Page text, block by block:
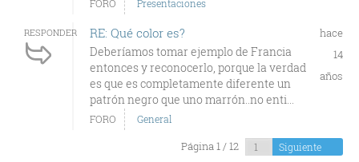
FORO Presentaciones
RESPONDER RE: Qué color es?
Deberíamos tomar ejemplo de Francia
entonces y reconocerlo, porque la verdad
es que es completamente diferente un
patrón negro que uno marrón..no enti...
hace
14
años
FORO General
Página 1 / 12 Siguiente